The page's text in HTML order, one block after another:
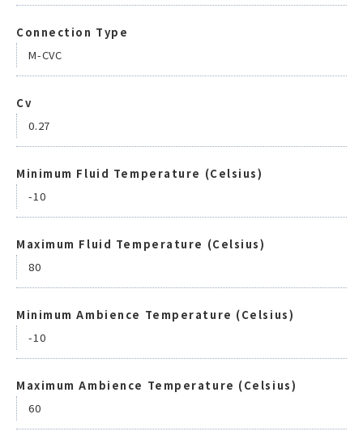
Connection Type
M-CVC
Cv
0.27
Minimum Fluid Temperature (Celsius)
-10
Maximum Fluid Temperature (Celsius)
80
Minimum Ambience Temperature (Celsius)
-10
Maximum Ambience Temperature (Celsius)
60